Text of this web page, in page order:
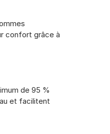
confort grâce à
de 95 %
et facilitent